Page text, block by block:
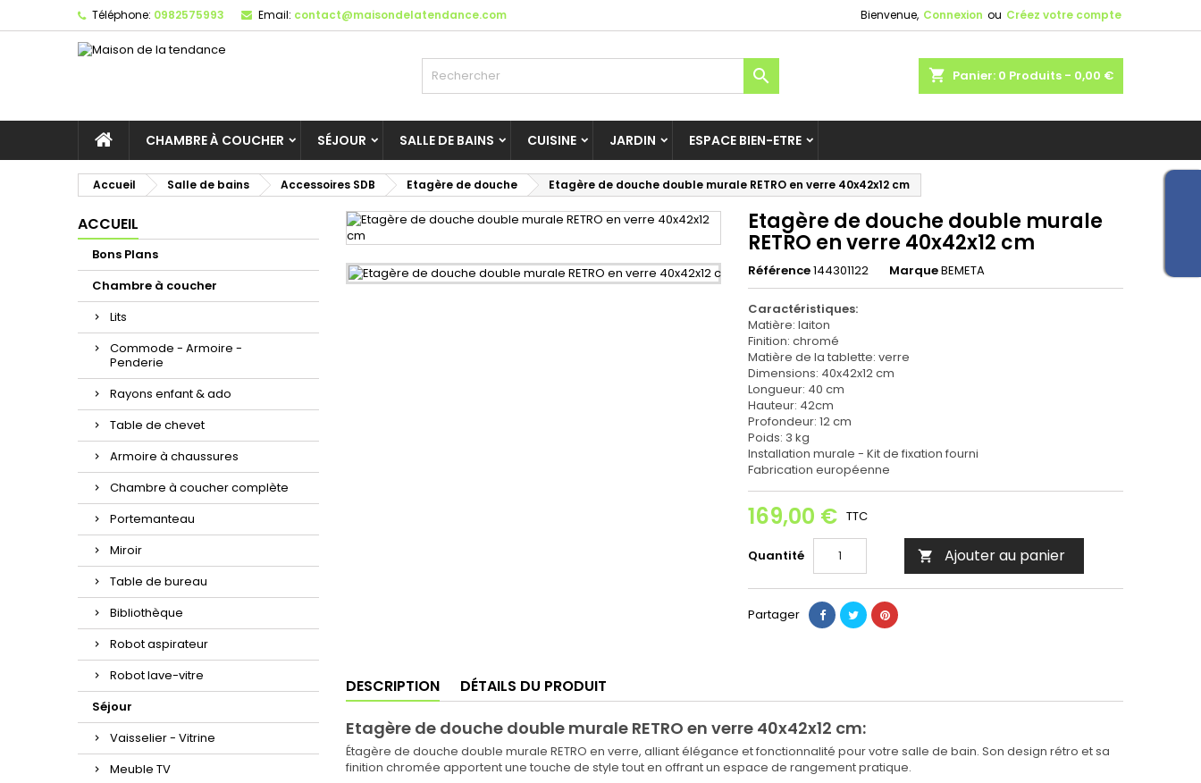
Téléphone: 0982575993 Email: contact@maisondelatendance.com Bienvenue, Connexion ou Créez votre compte
shopping_cart Panier: 0 Produits - 0,00 €

CHAMBRE À COUCHER SÉJOUR SALLE DE BAINS CUISINE JARDIN ESPACE BIEN-ETRE
Accueil Salle de bains Accessoires SDB Etagère de douche Etagère de douche double murale RETRO en verre 40x42x12 cm
ACCUEIL
Bons Plans
Chambre à coucher
Lits
Commode - Armoire -
Penderie
Rayons enfant & ado
Table de chevet
Armoire à chaussures
Chambre à coucher complète
Portemanteau
Miroir
Table de bureau
Bibliothèque
Robot aspirateur
Robot lave-vitre
Séjour
Vaisselier - Vitrine
Meuble TV
Etagère de douche double murale
RETRO en verre 40x42x12 cm
Référence144301122 MarqueBEMETA
Caractéristiques:
Matière: laiton
Finition: chromé
Matière de la tablette: verre
Dimensions: 40x42x12 cm
Longueur: 40 cm
Hauteur: 42cm
Profondeur: 12 cm
Poids: 3 kg
Installation murale - Kit de fixation fourni
Fabrication européenne
169,00 € TTC
Quantité  Ajouter au panier
Partager
DESCRIPTION DÉTAILS DU PRODUIT
Etagère de douche double murale RETRO en verre 40x42x12 cm:
Étagère de douche double murale RETRO en verre, alliant élégance et fonctionnalité pour votre salle de bain. Son design rétro et sa
finition chromée apportent une touche de style tout en offrant un espace de rangement pratique.